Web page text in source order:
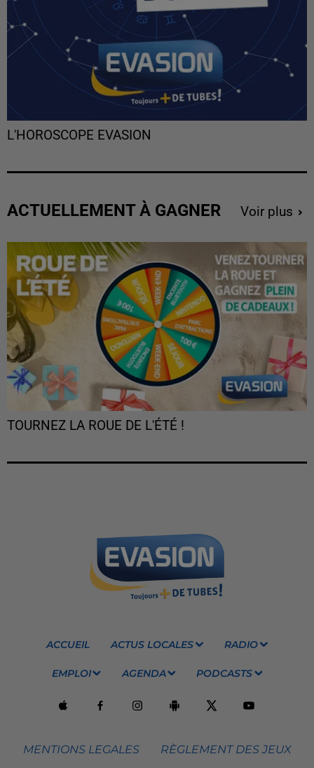
L'HOROSCOPE EVASION
ACTUELLEMENT À GAGNER Voir plus
TOURNEZ LA ROUE DE L'ÉTÉ !
ACCUEIL ACTUS LOCALES RADIO
EMPLOI AGENDA PODCASTS
MENTIONS LEGALES RÈGLEMENT DES JEUX